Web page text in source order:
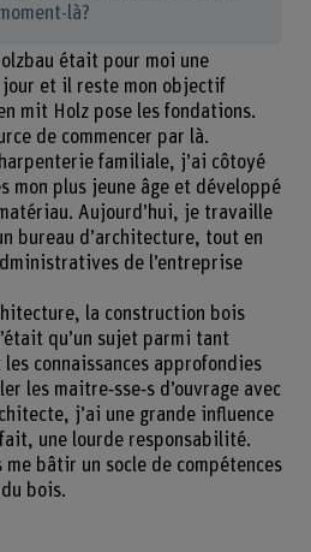
là?
était pour moi une
et il reste mon objectif
mit Holz pose les fondations.
de commencer par là.
familiale, j’ai côtoyé
mon plus jeune âge et développé
Aujourd’hui, je travaille
bureau d’architecture, tout en
de l’entreprise
la construction bois
qu’un sujet parmi tant
connaissances approfondies
les maitre‑sse‑s d’ouvrage avec
j’ai une grande influence
une lourde responsabilité.
me bâtir un socle de compétences
bois.